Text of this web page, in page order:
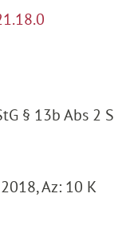
§ 13b Abs 2 S
Az: 10 K